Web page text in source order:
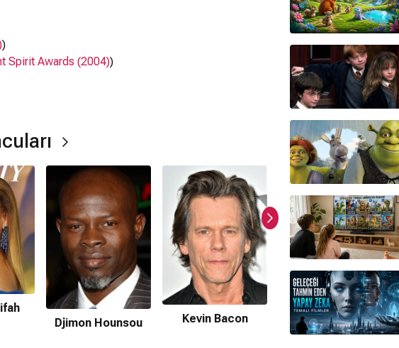
)
Spirit Awards (2004))
Djimon Hounsou
Kevin Bacon Alicia Silverstone